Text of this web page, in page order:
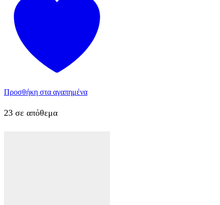
Προσθήκη στα αγαπημένα
23 σε απόθεμα